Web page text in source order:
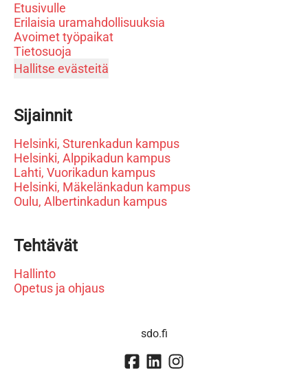
Etusivulle
Erilaisia uramahdollisuuksia
Avoimet työpaikat
Tietosuoja
Hallitse evästeitä
Sijainnit
Helsinki, Sturenkadun kampus
Helsinki, Alppikadun kampus
Lahti, Vuorikadun kampus
Helsinki, Mäkelänkadun kampus
Oulu, Albertinkadun kampus
Tehtävät
Hallinto
Opetus ja ohjaus
sdo.fi